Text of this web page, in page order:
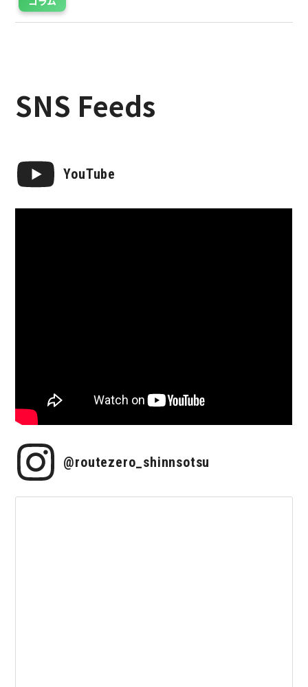
SNS Feeds
YouTube
@routezero_shinnsotsu